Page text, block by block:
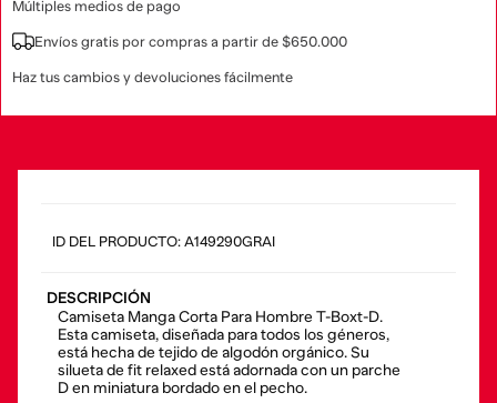
Múltiples medios de pago
Envíos gratis por compras a partir de $650.000
Haz tus cambios y devoluciones fácilmente
: A149290GRAI
DESCRIPCIÓN
Camiseta Manga Corta Para Hombre T-Boxt-D.
Esta camiseta, diseñada para todos los géneros,
está hecha de tejido de algodón orgánico. Su
silueta de fit relaxed está adornada con un parche
D en miniatura bordado en el pecho.